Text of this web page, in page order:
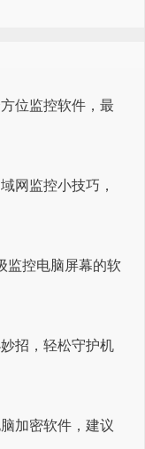
位监控软件，最
网监控小技巧，
监控电脑屏幕的软
招，轻松守护机
加密软件，建议